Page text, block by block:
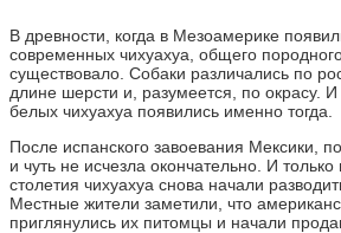
В древности, когда в Мезоамерике
современных чихуахуа, общего
существовало. Собаки различались по
длине шерсти и, разумеется, по окрасу.
белых чихуахуа появились именно тогда.
После испанского завоевания Мексики,
и чуть не исчезла окончательно. И
столетия чихуахуа снова начали
Местные жители заметили, что
приглянулись их питомцы и начали